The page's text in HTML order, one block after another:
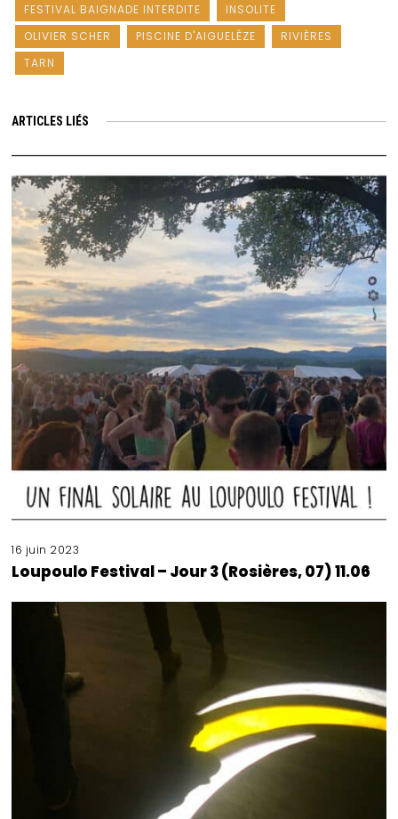
FESTIVAL BAIGNADE INTERDITE
INSOLITE
OLIVIER SCHER
PISCINE D'AIGUELÈZE
RIVIÈRES
TARN
ARTICLES LIÉS
16 juin 2023
Loupoulo Festival – Jour 3 (Rosières, 07) 11.06